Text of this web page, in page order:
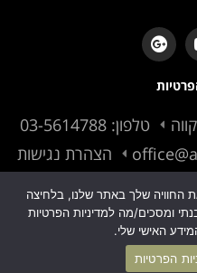
טלפון: 03-5614788
הצהרת נגישות
Made
החוויה שלך באתר שלנו, בלחיצה
ומסכים/מה למדיניות הפרטיות
האישי שלי.
הפרטיות